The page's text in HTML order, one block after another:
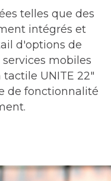
telles que des
intégrés et
d'options de
mobiles
UNITE 22″
de fonctionnalité